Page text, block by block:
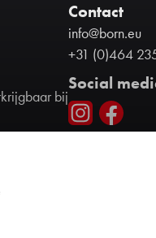
bij
Contact
info@born.eu
+31 (0)464
Social